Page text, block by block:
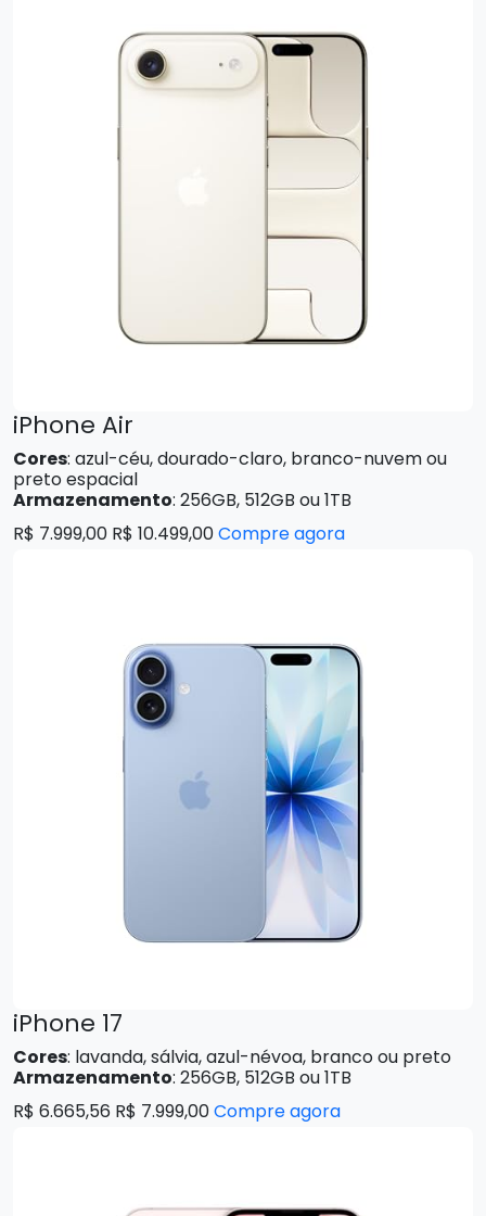
iPhone Air
Cores: azul-céu, dourado-claro, branco-nuvem ou
preto espacial
Armazenamento: 256GB, 512GB ou 1TB
R$ 7.999,00 R$ 10.499,00Compre agora
iPhone 17
Cores: lavanda, sálvia, azul-névoa, branco ou preto
Armazenamento: 256GB, 512GB ou 1TB
R$ 6.665,56 R$ 7.999,00Compre agora